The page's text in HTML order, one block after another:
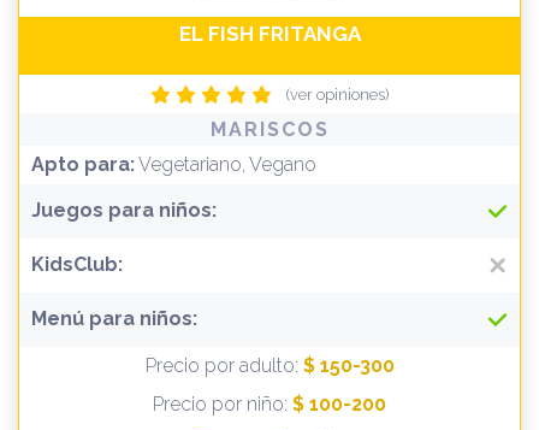
EL FISH FRITANGA
(ver opiniones)
MARISCOS
Apto para:Vegetariano, Vegano
Juegos para niños:
KidsClub:
Menú para niños:
Precio por adulto: $ 150-300
Precio por niño: $ 100-200